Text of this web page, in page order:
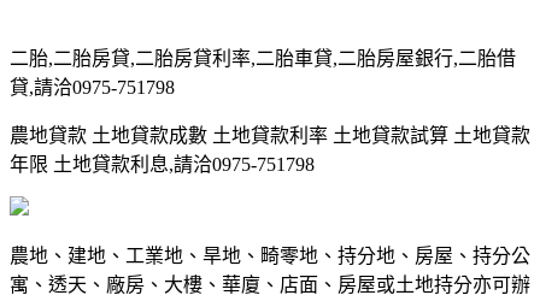
二胎,二胎房貸,二胎房貸利率,二胎車貸,二胎房屋銀行,二胎借
貸,請洽0975-751798
農地貸款 土地貸款成數 土地貸款利率 土地貸款試算 土地貸款
年限 土地貸款利息,請洽0975-751798
農地、建地、工業地、旱地、畸零地、持分地、房屋、持分公
寓、透天、廠房、大樓、華廈、店面、房屋或土地持分亦可辦